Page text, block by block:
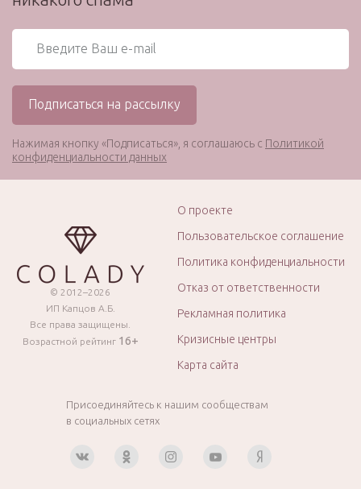
Нажимая кнопку «Подписаться», я соглашаюсь с Политикой
конфиденциальности данных
© 2012–2026
ИП Капцов А.Б.
Все права защищены.
Возрастной рейтинг 16+
О проекте
Пользовательское соглашение
Политика конфиденциальности
Отказ от ответственности
Рекламная политика
Кризисные центры
Карта сайта
Присоединяйтесь к нашим сообществам
в социальных сетях